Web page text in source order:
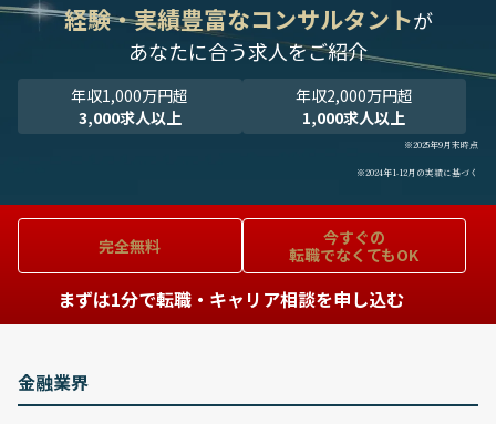
経験・実績豊富なコンサルタントが
あなたに合う求人をご紹介
年収1,000万円超
3,000求人以上
年収2,000万円超
1,000求人以上
※2025年9月末時点
※2024年1-12月の実績に基づく
完全無料
今すぐの
転職でなくてもOK
まずは1分で転職・キャリア相談を申し込む
金融業界